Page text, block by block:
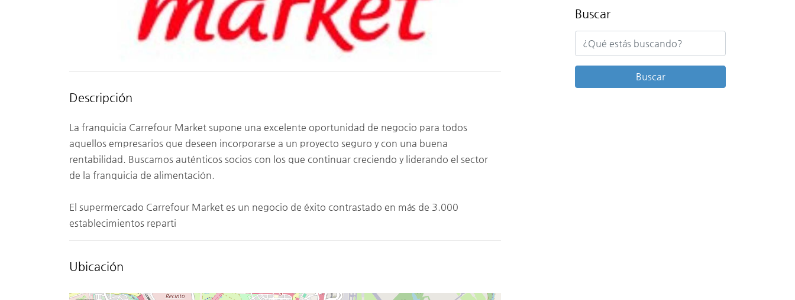
Descripción
La franquicia Carrefour Market supone una excelente oportunidad de negocio para todos
aquellos empresarios que deseen incorporarse a un proyecto seguro y con una buena
rentabilidad. Buscamos auténticos socios con los que continuar creciendo y liderando el sector
de la franquicia de alimentación.
El supermercado Carrefour Market es un negocio de éxito contrastado en más de 3.000
establecimientos reparti
Ubicación
Buscar